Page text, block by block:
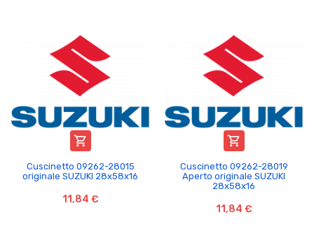

Cuscinetto 09262-28015
originale SUZUKI 28x58x16
11,84 €

Cuscinetto 09262-28019
Aperto originale SUZUKI
28x58x16
11,84 €